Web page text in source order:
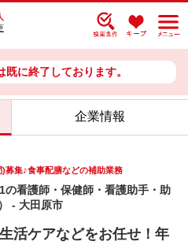
に終了しております。
企業情報
募集♪食事配膳などの補助業務
看護師・保健師・看護助手・助
- 大田原市
活ケアなどをお任せ！年